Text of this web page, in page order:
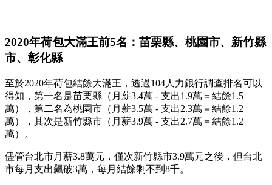
2020年荷包大滿王前5名：苗栗縣、桃園市、新竹縣
市、彰化縣
至於2020年荷包結餘大滿王，透過104人力銀行調查排名可以
得知，第一名是苗栗縣（月薪3.4萬 - 支出1.9萬＝結餘1.5
萬），第二名為桃園市（月薪3.5萬 - 支出2.3萬＝結餘1.2
萬），其次是新竹縣市（月薪3.9萬 - 支出2.7萬＝結餘1.2
萬）。
儘管台北市月薪3.8萬元，僅次新竹縣市3.9萬元之後，但台北
市每月支出飆破3萬，每月結餘剩不到8千。